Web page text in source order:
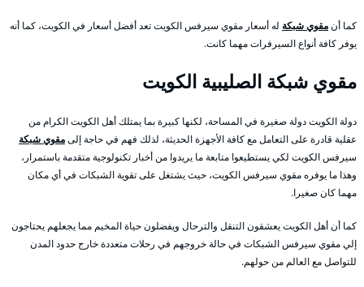
كما أنمقوي شبكة له أسعار مقوي سيرفس الكويت تعد أفضل أسعار في الكويت، كما أنه
يوفر كافة أنواع السيرفرات مهما كانت.
مقوي شبكة الصليبية الكويت
دولة الكويت دولة صغيرة في المساحة، لكنها كبيرة بما يمتلك أهل الكويت الكرام من
عقلية قادرة على التعامل مع كافة الأجهزة الحديثة، لذلك فهم في حاجة إلىمقوي شبكة
سيرفس الكويت لكي يستطيعوا متابعة ما يريدوا من أخبار تكنولوجية متقدمة باستمرار،
وهذا ما يوفره مقوي سيرفس الكويت، حيث يشتغل على تقوية الشبكات في أي مكان
مهما كان صغيرا.
كما أن أهل الكويت يعشقون التنقل والترحال ويفضلون حياة المخيم مما يجعلهم يحتاجون
إلي مقوي سيرفس الشبكات في حالة خروجهم في رحلات متعددة خارج حدود المدن
للتواصل مع العالم من حولهم.